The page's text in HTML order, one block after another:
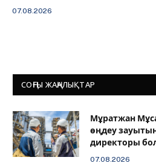
07.08.2026
СОҢҒЫ ЖАҢАЛЫҚТАР
Мұратжан
өңдеу
директоры
07.08.2026